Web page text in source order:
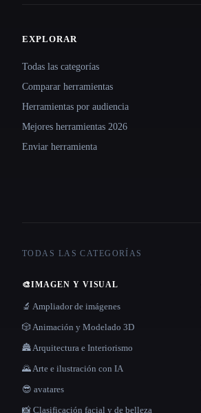
EXPLORAR
Todas las categorías
Comparar herramientas
Herramientas por audiencia
Mejores herramientas 2026
Enviar herramienta
TODAS LAS CATEGORÍAS
🎨IMAGEN Y VISUAL
🔬 Ampliador de imágenes
🎲 Animación y Modelado 3D
🏯 Arquitectura e Interiorismo
🌄 Arte e ilustración con IA
😎 avatares
📸 Clasificación facial y de belleza